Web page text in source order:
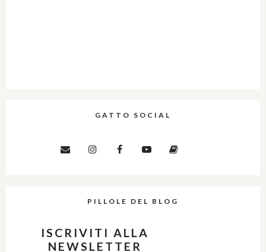
GATTO SOCIAL
PILLOLE DEL BLOG
ISCRIVITI ALLA
NEWSLETTER